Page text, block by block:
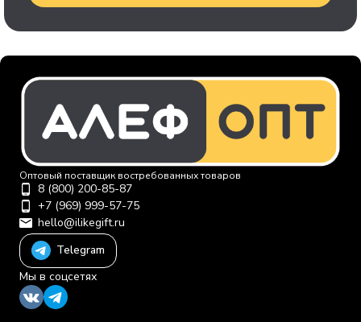
Оптовый поставщик востребованных товаров
8 (800) 200-85-87
+7 (969) 999-57-75
hello@ilikegift.ru
Telegram
Мы в соцсетях